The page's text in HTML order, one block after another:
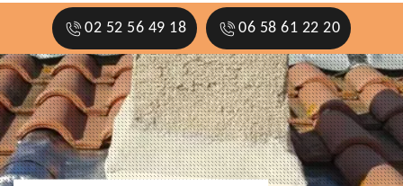
02 52 56 49 18 06 58 61 22 20